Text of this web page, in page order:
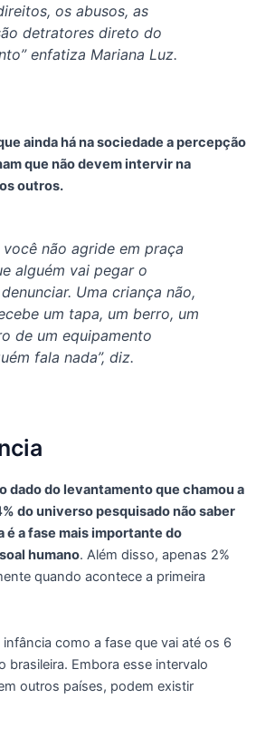
os abusos, as
detratores direto do
enfatiza Mariana Luz.
ainda há na sociedade a percepção
que não devem intervir na
outros.
você não agride em praça
alguém vai pegar o
Uma criança não,
um tapa, um berro, um
de um equipamento
fala nada”, diz.
dado do levantamento que chamou a
do universo pesquisado não saber
é a fase mais importante do
humano. Além disso, apenas 2%
quando acontece a primeira
como a fase que vai até os 6
brasileira. Embora esse intervalo
outros países, podem existir